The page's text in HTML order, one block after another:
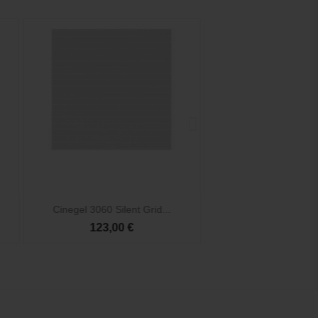
Cinegel 3060 Silent Grid...
123,00 €
 Vista rápida